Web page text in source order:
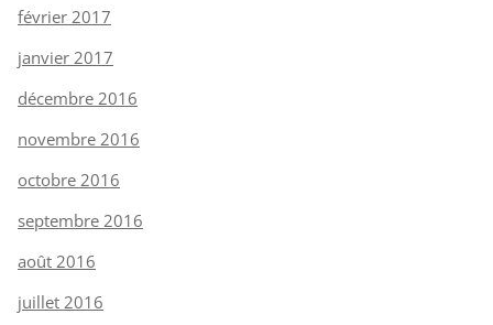
février 2017
janvier 2017
décembre 2016
novembre 2016
octobre 2016
septembre 2016
août 2016
juillet 2016